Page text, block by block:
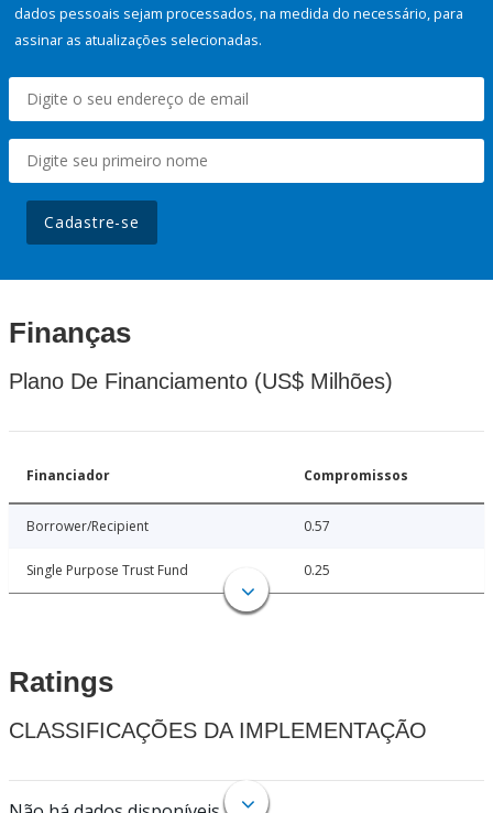
dados pessoais sejam processados, na medida do necessário, para
assinar as atualizações selecionadas.
Cadastre-se
Finanças
Plano De Financiamento (US$ Milhões)
Financiador Compromissos
Borrower/Recipient 0.57
Single Purpose Trust Fund 0.25
Ratings
CLASSIFICAÇÕES DA IMPLEMENTAÇÃO